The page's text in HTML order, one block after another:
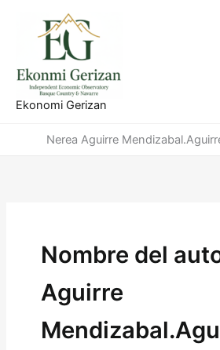
Ekonomi Gerizan
Nerea Aguirre
Nombre del
Aguirre